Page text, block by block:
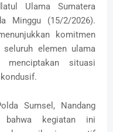
Ulama Sumatera
Minggu (15/2/2026).
komitmen
elemen ulama
situasi
Sumsel, Nandang
bahwa kegiatan ini